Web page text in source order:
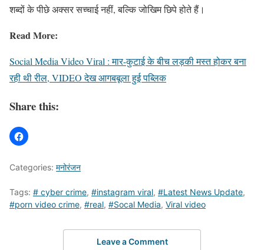
शब्दों के पीछे अक्सर सच्चाई नहीं, बल्कि जोखिम छिपे होते हैं।
Read More:
Social Media Video Viral : मार-कुटाई के बीच लड़की मस्त होकर बना
रही थी रील, VIDEO देख आगबबूला हुई पब्लिक
Share this:
Categories: मनोरंजन
Tags: # cyber crime, #instagram viral, #Latest News Update,
#porn video crime, #real, #Socal Media, Viral video
Leave a Comment